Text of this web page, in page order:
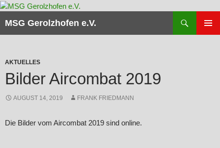
Zum
springen
MSG Gerolzhofen e.V.
AKTUELLES
Bilder Aircombat 2019
AUGUST 14, 2019 FRANK FRIEDMANN
Die Bilder vom Aircombat 2019 sind online.